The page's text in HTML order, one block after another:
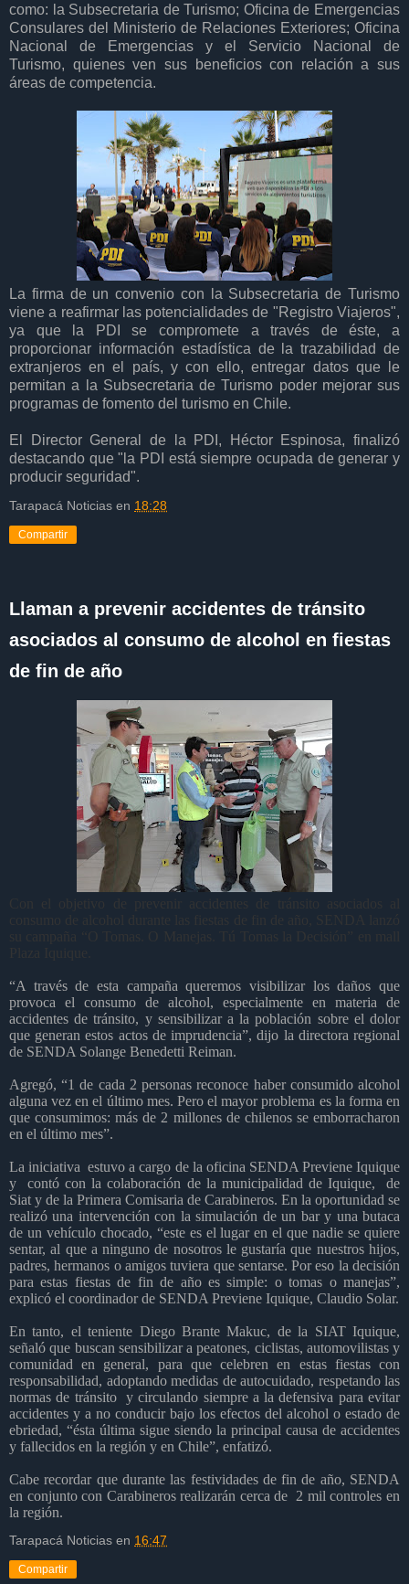
como: la Subsecretaria de Turismo; Oficina de Emergencias
Consulares del Ministerio de Relaciones Exteriores; Oficina
Nacional de Emergencias y el Servicio Nacional de
Turismo, quienes ven sus beneficios con relación a sus
áreas de competencia.
La firma de un convenio con la Subsecretaria de Turismo
viene a reafirmar las potencialidades de "Registro Viajeros",
ya que la PDI se compromete a través de éste, a
proporcionar información estadística de la trazabilidad de
extranjeros en el país, y con ello, entregar datos que le
permitan a la Subsecretaria de Turismo poder mejorar sus
programas de fomento del turismo en Chile.
El Director General de la PDI, Héctor Espinosa, finalizó
destacando que "la PDI está siempre ocupada de generar y
producir seguridad".
Tarapacá Noticias en 18:28
Compartir
Llaman a prevenir accidentes de tránsito
asociados al consumo de alcohol en fiestas
de fin de año
Con el objetivo de prevenir accidentes de tránsito asociados al
consumo de alcohol durante las fiestas de fin de año, SENDA lanzó
su campaña “O Tomas. O Manejas. Tú Tomas la Decisión” en mall
Plaza Iquique.
“A través de esta campaña queremos visibilizar los daños que
provoca el consumo de alcohol, especialmente en materia de
accidentes de tránsito, y sensibilizar a la población sobre el dolor
que generan estos actos de imprudencia”, dijo la directora regional
de SENDA Solange Benedetti Reiman.
Agregó, “1 de cada 2 personas reconoce haber consumido alcohol
alguna vez en el último mes. Pero el mayor problema es la forma en
que consumimos: más de 2 millones de chilenos se emborracharon
en el último mes”.
La iniciativa estuvo a cargo de la oficina SENDA Previene Iquique
y contó con la colaboración de la municipalidad de Iquique, de
Siat y de la Primera Comisaria de Carabineros. En la oportunidad se
realizó una intervención con la simulación de un bar y una butaca
de un vehículo chocado, “este es el lugar en el que nadie se quiere
sentar, al que a ninguno de nosotros le gustaría que nuestros hijos,
padres, hermanos o amigos tuviera que sentarse. Por eso la decisión
para estas fiestas de fin de año es simple: o tomas o manejas”,
explicó el coordinador de SENDA Previene Iquique, Claudio Solar.
En tanto, el teniente Diego Brante Makuc, de la SIAT Iquique,
señaló que buscan sensibilizar a peatones, ciclistas, automovilistas y
comunidad en general, para que celebren en estas fiestas con
responsabilidad, adoptando medidas de autocuidado, respetando las
normas de tránsito y circulando siempre a la defensiva para evitar
accidentes y a no conducir bajo los efectos del alcohol o estado de
ebriedad, “ésta última sigue siendo la principal causa de accidentes
y fallecidos en la región y en Chile”, enfatizó.
Cabe recordar que durante las festividades de fin de año, SENDA
en conjunto con Carabineros realizarán cerca de 2 mil controles en
la región.
Tarapacá Noticias en 16:47
Compartir